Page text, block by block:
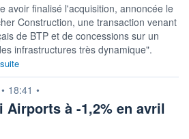
avoir finalisé l'acquisition, annoncée le
Construction, une transaction venant
de BTP et de concessions sur un
infrastructures très dynamique".
• 18:41 •
Airports à -1,2% en avril